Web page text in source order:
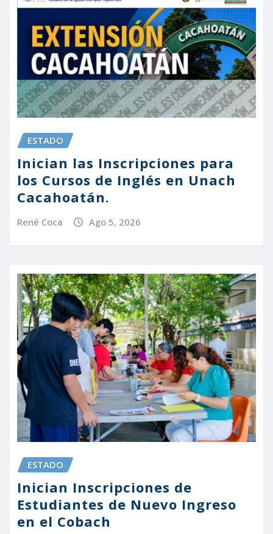
ESTADO
Inician las Inscripciones para
los Cursos de Inglés en Unach
Cacahoatán.
René Coca Ago 5, 2026
ESTADO
Inician Inscripciones de
Estudiantes de Nuevo Ingreso
en el Cobach